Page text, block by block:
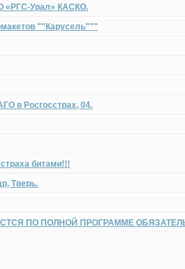
«РГС-Урал» КАСКО.
""Карусель"""
в Росгосстрах, 04.
битами!!!
Тверь.
ПО ПОЛНОЙ ПРОГРАММЕ